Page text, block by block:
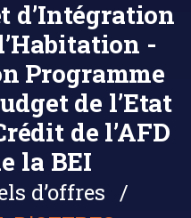
d’Intégration
-
Programme
de l’Etat
de l’AFD
la BEI
d’offres